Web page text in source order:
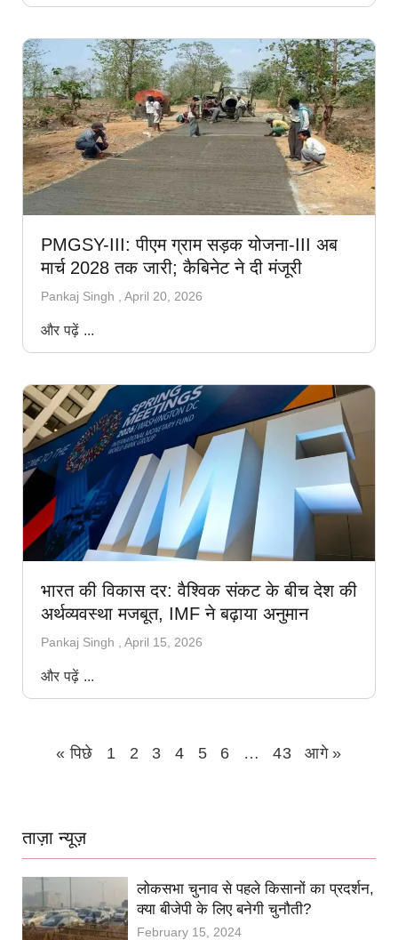
PMGSY-III: पीएम ग्राम सड़क योजना-III अब
मार्च 2028 तक जारी; कैबिनेट ने दी मंजूरी
Pankaj Singh April 20, 2026
और पढ़ें ...
भारत की विकास दर: वैश्विक संकट के बीच देश की
अर्थव्यवस्था मजबूत, IMF ने बढ़ाया अनुमान
Pankaj Singh April 15, 2026
और पढ़ें ...
« पिछे 1 2 3 4 5 6 … 43 आगे »
ताज़ा न्यूज़
लोकसभा चुनाव से पहले किसानों का प्रदर्शन,
क्या बीजेपी के लिए बनेगी चुनौती?
February 15, 2024